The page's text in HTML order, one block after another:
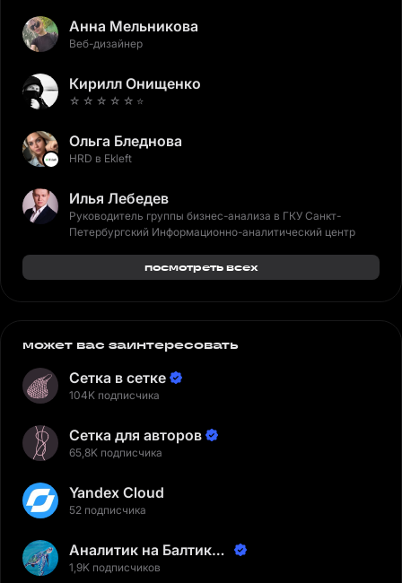
Анна Мельникова
Веб-дизайнер
Кирилл Онищенко
☆ ☆ ☆ ☆ ☆ ⭐️
Ольга Бледнова
HRD в Ekleft
Илья Лебедев
Руководитель группы бизнес-анализа в ГКУ Санкт-
Петербургский Информационно-аналитический центр
посмотреть всех
может вас заинтересовать
Сетка в сетке
104K подписчика
Сетка для авторов
65,8K подписчика
Yandex Cloud
52 подписчика
Аналитик на Балтике |
Неверов Станислав
1,9K подписчиков